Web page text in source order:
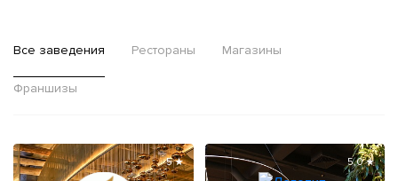
Все заведения Рестораны Магазины
Франшизы
5 ★ 5,0 ★